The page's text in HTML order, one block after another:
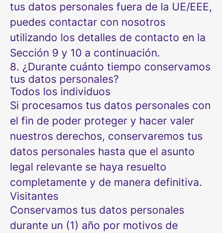
tus datos personales fuera de la UE/EEE,
puedes contactar con nosotros
utilizando los detalles de contacto en la
Sección 9 y 10 a continuación.
8. ¿Durante cuánto tiempo conservamos
tus datos personales?
Todos los individuos
Si procesamos tus datos personales con
el fin de poder proteger y hacer valer
nuestros derechos, conservaremos tus
datos personales hasta que el asunto
legal relevante se haya resuelto
completamente y de manera definitiva.
Visitantes
Conservamos tus datos personales
durante un (1) año por motivos de